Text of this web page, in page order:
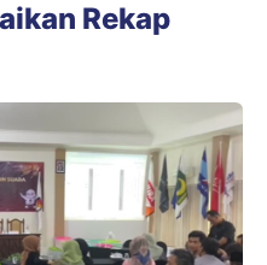
Rekap